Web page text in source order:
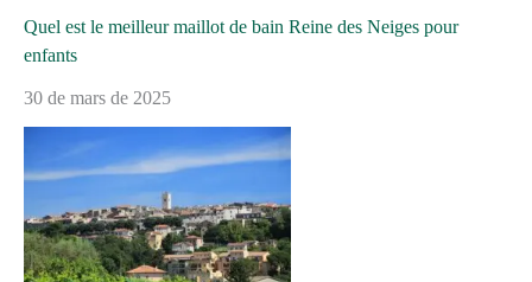
Quel est le meilleur maillot de bain Reine des Neiges pour
enfants
30 de mars de 2025